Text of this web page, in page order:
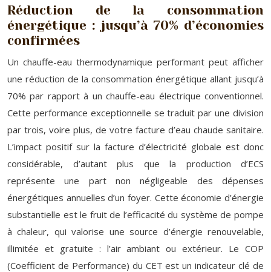
Réduction de la consommation
énergétique : jusqu’à 70% d’économies
confirmées
Un chauffe-eau thermodynamique performant peut afficher
une réduction de la consommation énergétique allant jusqu’à
70% par rapport à un chauffe-eau électrique conventionnel.
Cette performance exceptionnelle se traduit par une division
par trois, voire plus, de votre facture d’eau chaude sanitaire.
L’impact positif sur la facture d’électricité globale est donc
considérable, d’autant plus que la production d’ECS
représente une part non négligeable des dépenses
énergétiques annuelles d’un foyer. Cette économie d’énergie
substantielle est le fruit de l’efficacité du système de pompe
à chaleur, qui valorise une source d’énergie renouvelable,
illimitée et gratuite : l’air ambiant ou extérieur. Le COP
(Coefficient de Performance) du CET est un indicateur clé de